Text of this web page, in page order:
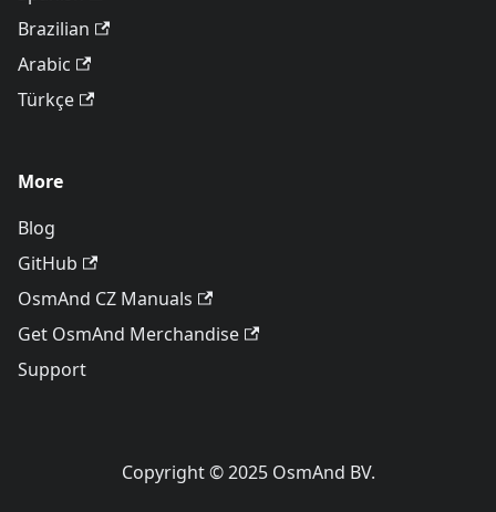
Brazilian
Arabic
Türkçe
More
Blog
GitHub
OsmAnd CZ Manuals
Get OsmAnd Merchandise
Support
Copyright © 2025 OsmAnd BV.